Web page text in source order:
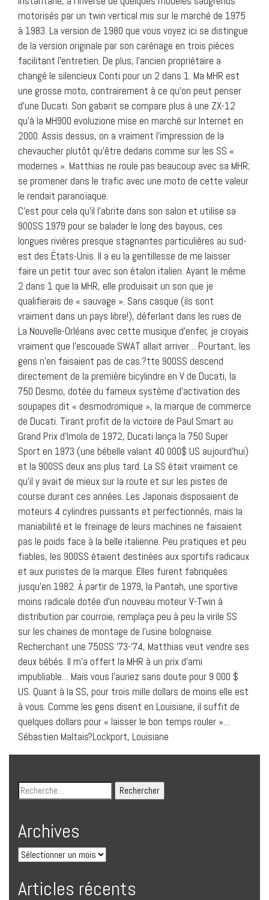
motorisés par un twin vertical mis sur le marché de 1975
à 1983. La version de 1980 que vous voyez ici se distingue
de la version originale par son carénage en trois pièces
facilitant l’entretien. De plus, l’ancien propriétaire a
changé le silencieux Conti pour un 2 dans 1. Ma MHR est
une grosse moto, contrairement à ce qu’on peut penser
d’une Ducati. Son gabarit se compare plus à une ZX-12
qu’à la MH900 evoluzione mise en marché sur Internet en
2000. Assis dessus, on a vraiment l’impression de la
chevaucher plutôt qu’être dedans comme sur les SS «
modernes ». Matthias ne roule pas beaucoup avec sa MHR;
se promener dans le trafic avec une moto de cette valeur
le rendait paranoïaque.
C’est pour cela qu’il l’abrite dans son salon et utilise sa
900SS 1979 pour se balader le long des bayous, ces
longues rivières presque stagnantes particulières au sud-
est des États-Unis. Il a eu la gentillesse de me laisser
faire un petit tour avec son étalon italien. Ayant le même
2 dans 1 que la MHR, elle produisait un son que je
qualifierais de « sauvage ». Sans casque (ils sont
vraiment dans un pays libre!), déferlant dans les rues de
La Nouvelle-Orléans avec cette musique d’enfer, je croyais
vraiment que l’escouade SWAT allait arriver… Pourtant, les
gens n’en faisaient pas de cas.?tte 900SS descend
directement de la première bicylindre en V de Ducati, la
750 Desmo, dotée du fameux système d’activation des
soupapes dit « desmodromique », la marque de commerce
de Ducati. Tirant profit de la victoire de Paul Smart au
Grand Prix d’Imola de 1972, Ducati lança la 750 Super
Sport en 1973 (une bébelle valant 40 000$ US aujourd’hui)
et la 900SS deux ans plus tard. La SS était vraiment ce
qu’il y avait de mieux sur la route et sur les pistes de
course durant ces années. Les Japonais disposaient de
moteurs 4 cylindres puissants et perfectionnés, mais la
maniabilité et le freinage de leurs machines ne faisaient
pas le poids face à la belle italienne. Peu pratiques et peu
fiables, les 900SS étaient destinées aux sportifs radicaux
et aux puristes de la marque. Elles furent fabriquées
jusqu’en 1982. À partir de 1979, la Pantah, une sportive
moins radicale dotée d’un nouveau moteur V-Twin à
distribution par courroie, remplaça peu à peu la virile SS
sur les chaines de montage de l’usine bolognaise.
Recherchant une 750SS ’73-’74, Matthias veut vendre ses
deux bébés. Il m’a offert la MHR à un prix d’ami
impubliable… Mais vous l’auriez sans doute pour 9 000 $
US. Quant à la SS, pour trois mille dollars de moins elle est
à vous. Comme les gens disent en Louisiane, il suffit de
quelques dollars pour « laisser le bon temps rouler »…
Sébastien Maltais?Lockport, Louisiane
Archives
Articles récents